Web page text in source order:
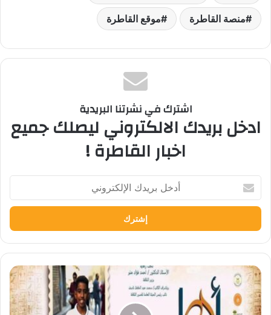
منصة القاطرة موقع القاطرة
اشترك في نشرتنا البريدية
ادخل بريدك الالكتروني ليصلك جميع
اخبار القاطرة !
بريدك
الإلكتروني
انطلاق
الأسبوع
الـ34
لأطفال